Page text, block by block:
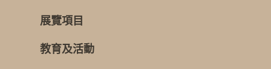
展覽項目
教育及活動